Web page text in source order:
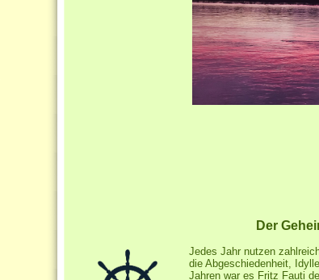
Der
Jedes Jahr nutzen
die Abgeschiedenheit,
Jahren war es Fritz Fauti